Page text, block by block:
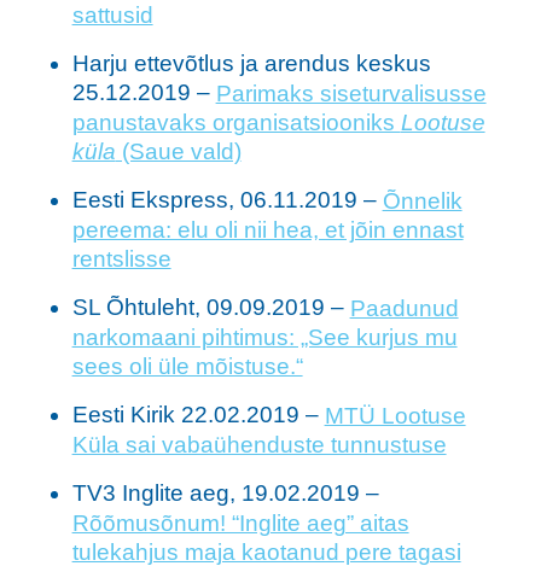
sattusid
Harju ettevõtlus ja arendus keskus
25.12.2019 – Parimaks siseturvalisusse
panustavaks organisatsiooniks Lootuse
küla (Saue vald)
Eesti Ekspress, 06.11.2019 – Õnnelik
pereema: elu oli nii hea, et jõin ennast
rentslisse
SL Õhtuleht, 09.09.2019 – Paadunud
narkomaani pihtimus: „See kurjus mu
sees oli üle mõistuse.“
Eesti Kirik 22.02.2019 – MTÜ Lootuse
Küla sai vabaühenduste tunnustuse
TV3 Inglite aeg, 19.02.2019 –
Rõõmusõnum! “Inglite aeg” aitas
tulekahjus maja kaotanud pere tagasi